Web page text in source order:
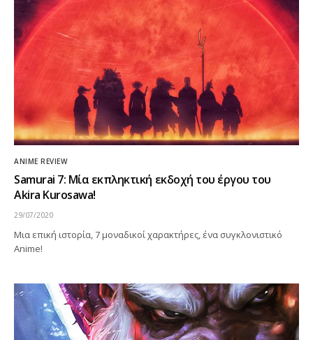
ANIME REVIEW
Samurai 7: Μία εκπληκτική εκδοχή του έργου του
Akira Kurosawa!
29/07/2020
Μια επική ιστορία, 7 μοναδικοί χαρακτήρες, ένα συγκλονιστικό
Anime!